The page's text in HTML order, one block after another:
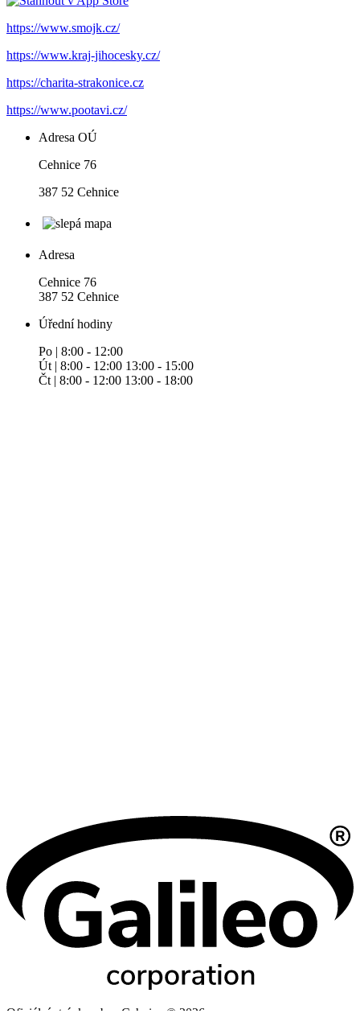
https://www.smojk.cz/
https://www.kraj-jihocesky.cz/
https://charita-strakonice.cz
https://www.pootavi.cz/
Adresa OÚ
Cehnice 76
387 52 Cehnice
Adresa
Cehnice 76
387 52 Cehnice
Úřední hodiny
Po | 8:00 - 12:00
Út | 8:00 - 12:00 13:00 - 15:00
Čt | 8:00 - 12:00 13:00 - 18:00
Oficiální stránky obce Cehnice © 2026